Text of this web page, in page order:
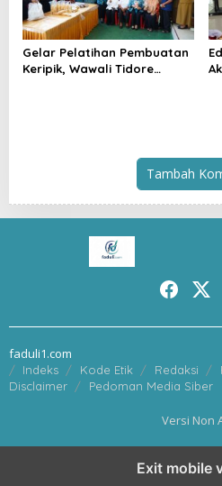
Gelar Pelatihan Pembuatan
Keripik, Wawali Tidore
Tambah
faduli1.com
Indeks Kode Etik Redaksi
Disclaimer
Pedoman Media Siber
Versi Non
Exit mobile